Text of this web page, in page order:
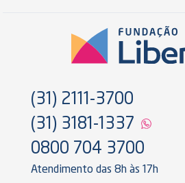
(31) 2111-3700
(31) 3181-1337
0800 704 3700
Atendimento das 8h às 17h